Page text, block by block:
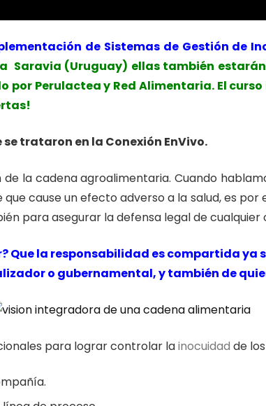
de Sistemas de Gestión de
Saravia (Uruguay) ellas también
por Perulactea y Red Alimentaria. El
trataron en la Conexión EnVivo.
de la cadena agroalimentaria. Cuando
cause un efecto adverso a la salud, es por
para asegurar la defensa legal de cualquier
Que la responsabilidad es compartida
o gubernamental, y también de
para lograr controlar lainocuidad de